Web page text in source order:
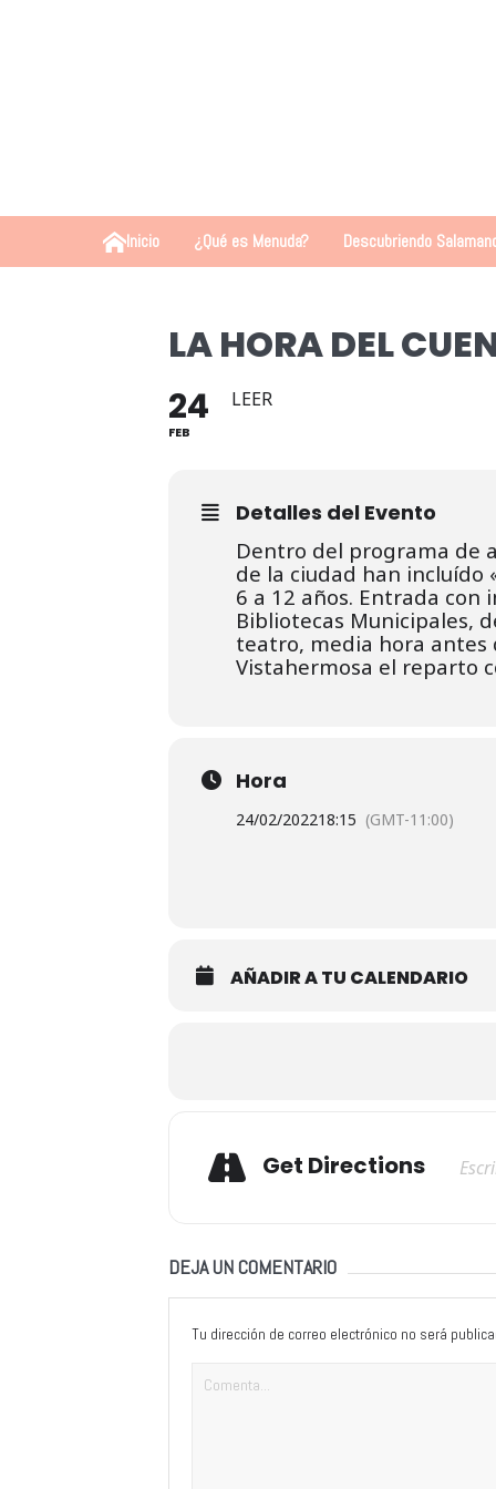
Inicio ¿Qué es Menuda? Descubriendo
LA HORA DEL
24
FEB
LEER
Detalles del Evento
Dentro del programa de
de la ciudad han incluído
6 a 12 años. Entrada con
Bibliotecas Municipales,
teatro, media hora antes
Vistahermosa el reparto
Hora
24/02/202218:15 (GMT-11:00)
AÑADIR A TU CALENDARIO
Get Directions
DEJA UN COMENTARIO
Tu dirección de correo electrónico no será